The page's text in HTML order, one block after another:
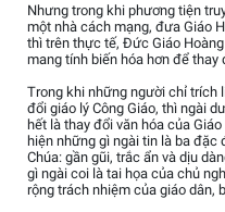
Nhưng trong khi phương tiện
một nhà cách mạng, đưa Giáo
thì trên thực tế, Đức Giáo
mang tính biến hóa hơn để thay
Trong khi những người chỉ trích
đổi giáo lý Công Giáo, thì ngài
hết là thay đổi văn hóa của
hiện những gì ngài tin là ba đặc
Chúa: gần gũi, trắc ẩn và dịu
gì ngài coi là tai họa của chủ
rộng trách nhiệm của giáo dân,